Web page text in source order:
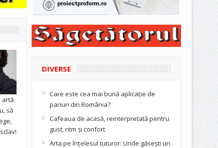
să
DIVERSE
Care este cea mai bună aplicație de
pariuri din România?
Cafeaua de acasă, reinterpretată pentru
gust, ritm și confort
Arta pe înțelesul tuturor: Unde găsești un